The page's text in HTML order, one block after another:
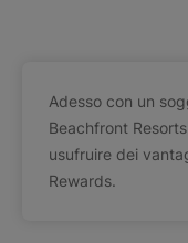
Adesso con un
Beachfront
usufruire dei
Rewards.